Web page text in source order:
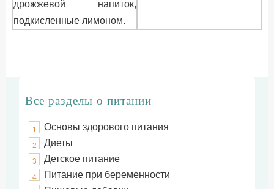
дрожжевой напиток,
подкисленные лимоном.
Все разделы о питании
1 Основы здорового питания
2 Диеты
3 Детское питание
4 Питание при беременности